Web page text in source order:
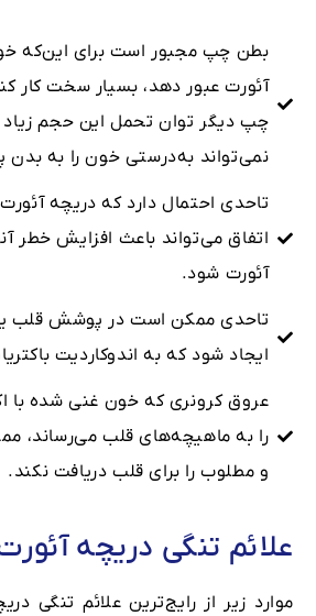
بطن چپ مجبور است برای این‌که
آئورت عبور دهد، بسیار سخت کار
چپ دیگر توان تحمل این حجم زیاد
نمی‌تواند به‌درستی خون را به بدن
تاحدی احتمال دارد که دریچه
اتفاق می‌تواند باعث افزایش خطر
آئورت شود.
تاحدی ممکن است در پوشش قلب یا
ایجاد شود که به اندوکاردیت
عروق کرونری که خون غنی ‌شده با
را به ماهیچه‌های قلب می‌رساند،
و مطلوب را برای قلب دریافت نکند.
علائم تنگی دریچه
موارد زیر از رایج‌ترین علائم تنگی